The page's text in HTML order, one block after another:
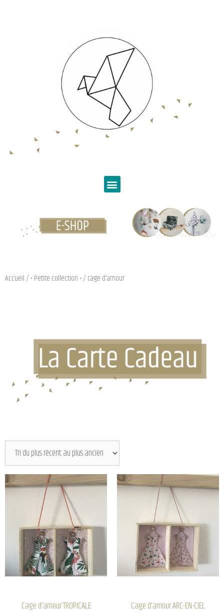
Accueil/• Petite collection •/ cage d'amour
Cage d’amour TROPICALE Cage d’amour ARC-EN-CIEL